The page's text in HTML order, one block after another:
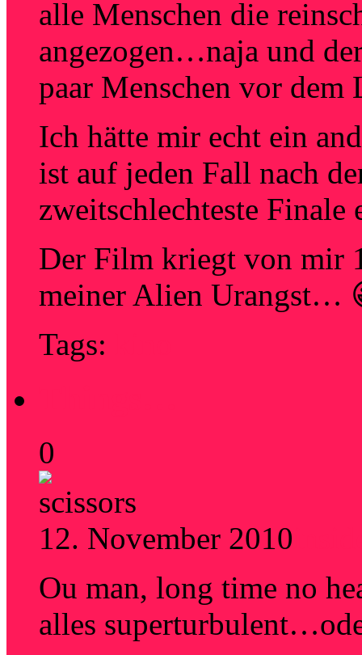
alle Menschen die
angezogen…naja und
paar Menschen vor
Ich hätte mir echt ein
ist auf jeden Fall nach
zweitschlechteste Finale
Der Film kriegt von mir
meiner Alien Urangst…
Tags:
0
12. November 2010
Ou man, long time no
alles